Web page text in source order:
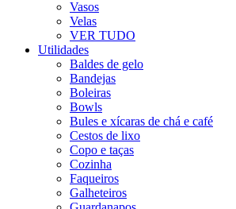
Vasos
Velas
VER TUDO
Utilidades
Baldes de gelo
Bandejas
Boleiras
Bowls
Bules e xícaras de chá e café
Cestos de lixo
Copo e taças
Cozinha
Faqueiros
Galheteiros